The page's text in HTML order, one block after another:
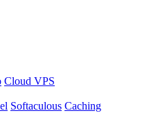
Cloud VPS
Softaculous Caching